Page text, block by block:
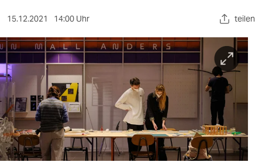
kultur
sport
berlin
nord
wahrheit
verlag
15.12.2021 14:00 Uhr teilen